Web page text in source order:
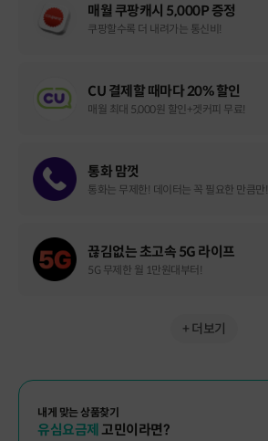
매월 쿠팡캐시 5,000P 증정
쿠팡할수록 더 내려가는 통신비!
CU 결제할 때마다 20% 할인
매월 최대 5,000원 할인+겟커피 무료!
통화 맘껏
통화는 무제한! 데이터는 꼭 필요한 만큼만!
끊김없는 초고속 5G 라이프
5G 무제한 월 1만원대부터!
+ 더보기
내게 맞는 상품찾기
유심요금제 고민이라면?